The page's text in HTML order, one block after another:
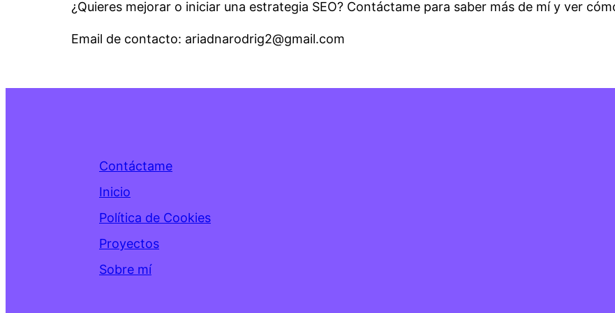
¿Quieres mejorar o iniciar una estrategia SEO? Contáctame para saber más de mí y ver
Email de contacto: ariadnarodrig2@gmail.com
Contáctame
Inicio
Política de Cookies
Proyectos
Sobre mí